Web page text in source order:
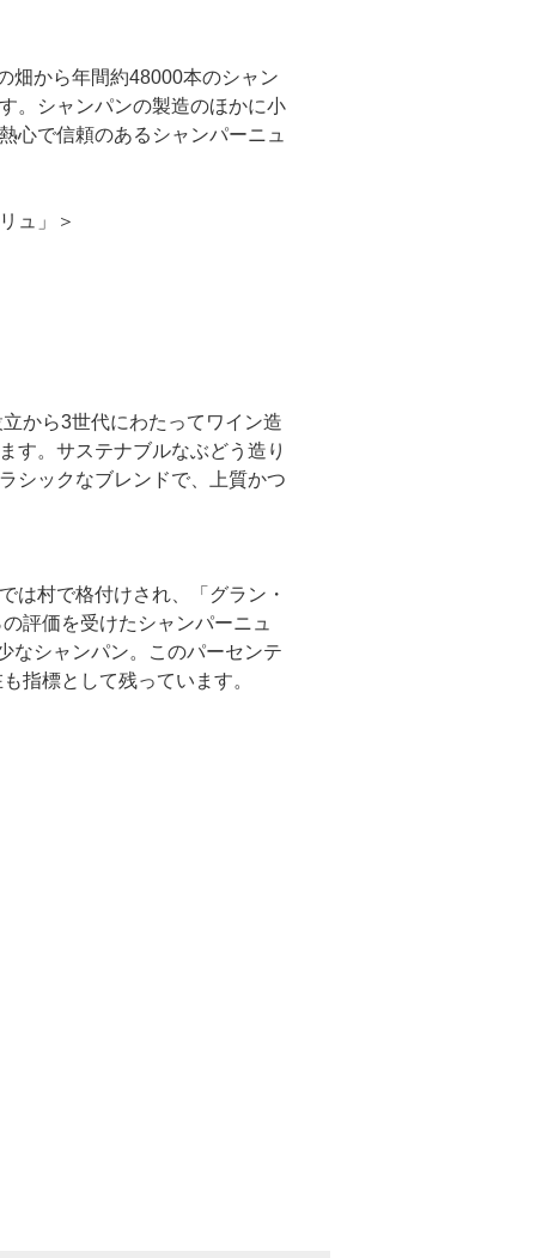
畑から年間約48000本のシャン
。シャンパンの製造のほかに小
心で信頼のあるシャンパーニュ
ュ」＞
から3世代にわたってワイン造
す。サステナブルなぶどう造り
シックなブレンドで、上質かつ
は村で格付けされ、「グラン・
評価を受けたシャンパーニュ
なシャンパン。このパーセンテ
指標として残っています。